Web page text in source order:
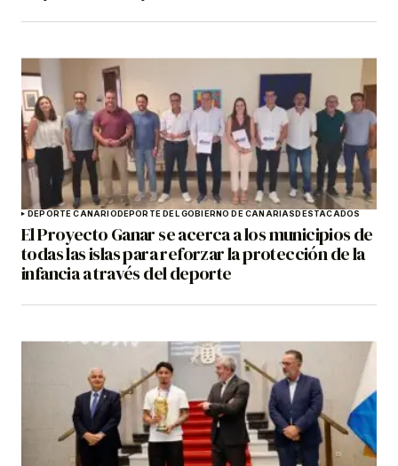
DEPORTE CANARIO DEPORTE DEL GOBIERNO DE CANARIAS DESTACADOS
El Proyecto Ganar se acerca a los municipios de
todas las islas para reforzar la protección de la
infancia a través del deporte